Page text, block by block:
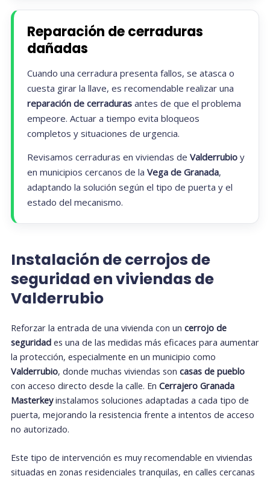
Reparación de cerraduras
dañadas
Cuando una cerradura presenta fallos, se atasca o
cuesta girar la llave, es recomendable realizar una
reparación de cerradurasantes de que el problema
empeore. Actuar a tiempo evita bloqueos
completos y situaciones de urgencia.
Revisamos cerraduras en viviendas de Valderrubioy
en municipios cercanos de la Vega de Granada,
adaptando la solución según el tipo de puerta y el
estado del mecanismo.
Instalación de cerrojos de
seguridad en viviendas de
Valderrubio
Reforzar la entrada de una vivienda con un cerrojo de
seguridades una de las medidas más eficaces para aumentar
la protección, especialmente en un municipio como
Valderrubio, donde muchas viviendas son casas de pueblo
con acceso directo desde la calle. En Cerrajero Granada
Masterkeyinstalamos soluciones adaptadas a cada tipo de
puerta, mejorando la resistencia frente a intentos de acceso
no autorizado.
Este tipo de intervención es muy recomendable en viviendas
situadas en zonas residenciales tranquilas, en calles cercanas